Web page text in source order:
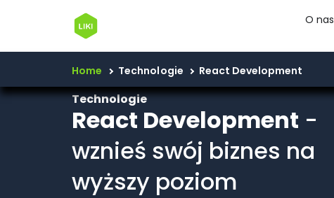
O nas
Home Technologie React Development
Technologie
React Development -
wznieś swój biznes na
wyższy poziom